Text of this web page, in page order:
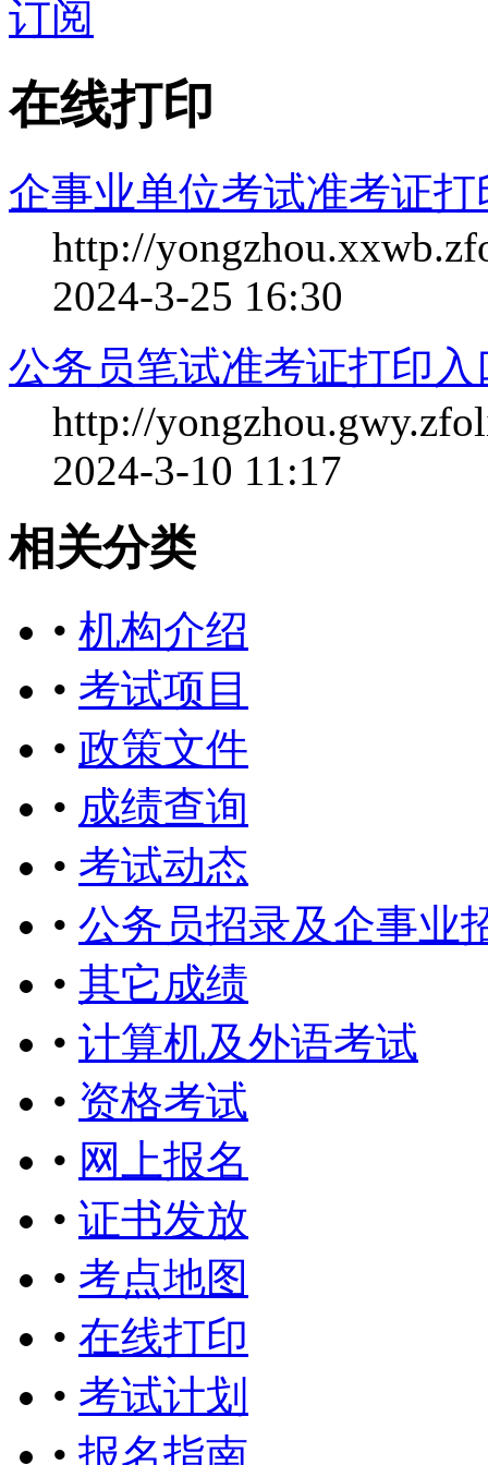
订阅
在线打印
企事业单位考试准考证打
http://
2024-3-25 16:30
公务员笔试准考证打印入
http://
2024-3-10 11:17
相关分类
• 机构介绍
• 考试项目
• 政策文件
• 成绩查询
• 考试动态
• 公务员招录及企事业
• 其它成绩
• 计算机及外语考试
• 资格考试
• 网上报名
• 证书发放
• 考点地图
• 在线打印
• 考试计划
• 报名指南